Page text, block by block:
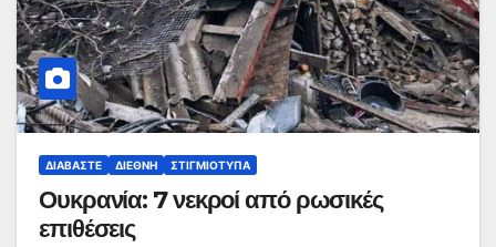
ΔΙΑΒΆΣΤΕ ΔΙΕΘΝΉ ΣΤΙΓΜΙΌΤΥΠΑ
Ουκρανία: 7 νεκροί από ρωσικές
επιθέσεις